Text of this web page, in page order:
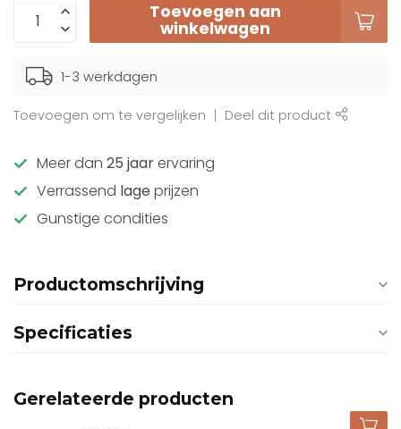
Toevoegen aan
winkelwagen
1-3 werkdagen
Toevoegen om te vergelijken Deel dit product
Meer dan 25 jaarervaring
Verrassend lage prijzen
Gunstige condities
Productomschrijving
Specificaties
Gerelateerde producten